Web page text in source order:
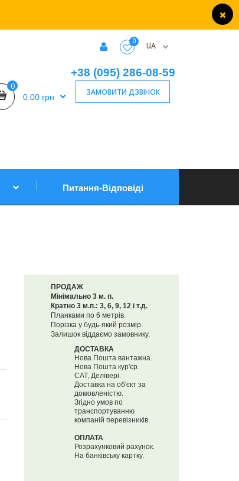
0 UA
0
0.00 грн
+38 (095) 286-08-59
ЗАМОВИТИ ДЗВІНОК
Питання-Відповіді
ПРОДАЖ
Мінімально 3 м. п.
Кратно 3 м.п.: 3, 6, 9, 12 і т.д.
Планками по 6 метрів.
Порізка у будь-який розмір.
Залишок віддаємо замовнику.
ДОСТАВКА
Нова Пошта вантажна.
Нова Пошта кур'єр.
САТ, Делівері.
Доставка на об'єкт за
домовленістю.
Згідно умов по
транспортуванню
компаній перевізників.
ОПЛАТА
Розрахунковий рахунок.
На банківську картку.